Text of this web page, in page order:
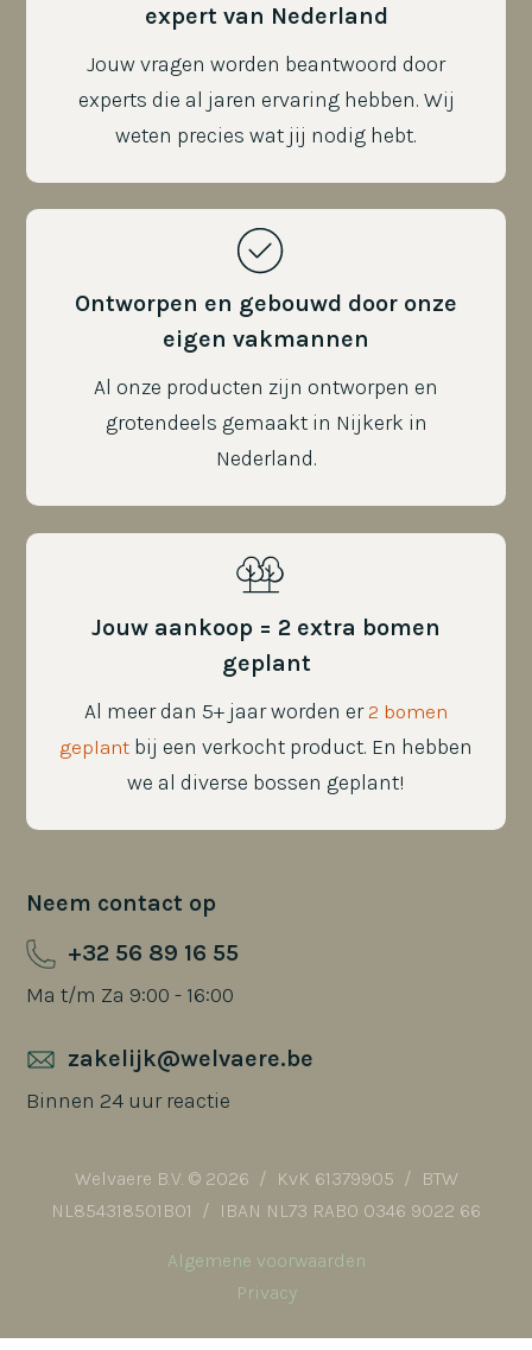
expert van Nederland
Jouw vragen worden beantwoord door
experts die al jaren ervaring hebben. Wij
weten precies wat jij nodig hebt.
Ontworpen en gebouwd door onze
eigen vakmannen
Al onze producten zijn ontworpen en
grotendeels gemaakt in Nijkerk in
Nederland.
Jouw aankoop = 2 extra bomen
geplant
Al meer dan 5+ jaar worden er 2 bomen
geplant bij een verkocht product. En hebben
we al diverse bossen geplant!
Neem contact op
+32 56 89 16 55
Ma t/m Za 9:00 - 16:00
zakelijk@welvaere.be
Binnen 24 uur reactie
Welvaere B.V. © 2026 / KvK 61379905 / BTW
NL854318501B01 / IBAN NL73 RABO 0346 9022 66
Algemene voorwaarden
Privacy